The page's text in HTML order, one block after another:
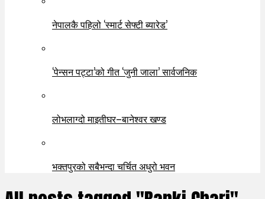
नेपालकै पहिलो ‘स्मार्ट सेफ्टी ब्यारेड’
‘पेन्सन पट्टा’को गीत ‘जुनी जाला’ सार्वजनिक
लोभलाग्दो माइतीघर–बानेश्वर खण्ड
भक्तपुरको सबैभन्दा चर्चित अधुरो भवन